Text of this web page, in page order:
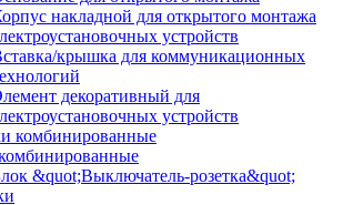
накладной для открытого монтажа
устройств
крышка для коммуникационных
декоративный для
устройств
&quot;Выключатель-розетка&quot;